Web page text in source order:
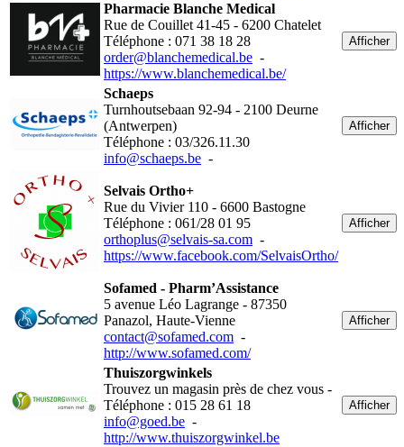
Pharmacie Blanche Medical
Rue de Couillet 41-45 - 6200 Chatelet
Téléphone : 071 38 18 28
order@blanchemedical.be -
https://www.blanchemedical.be/
Afficher
Schaeps
Turnhoutsebaan 92-94 - 2100 Deurne
(Antwerpen)
Téléphone : 03/326.11.30
info@schaeps.be -
Afficher
Selvais Ortho+
Rue du Vivier 110 - 6600 Bastogne
Téléphone : 061/28 01 95
orthoplus@selvais-sa.com -
https://www.facebook.com/SelvaisOrtho/
Afficher
Sofamed - Pharm’Assistance
5 avenue Léo Lagrange - 87350
Panazol, Haute-Vienne
contact@sofamed.com -
http://www.sofamed.com/
Afficher
Thuiszorgwinkels
Trouvez un magasin près de chez vous -
Téléphone : 015 28 61 18
info@goed.be -
http://www.thuiszorgwinkel.be
Afficher